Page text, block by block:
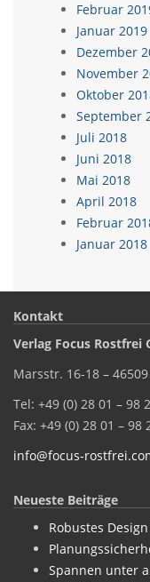
Februar
Januar 2019
Dezember
November
Oktober
September
Juli 2018
Juni 2018
Mai 2018
April 2018
Februar
Januar 2018
Kontakt
Verlag Focus Rostfrei
Marsstr. 16-18 –
Tel: +49 (0) 28 01 – 98
Fax: +49 (0) 28 01 – 98
info@focus-
Neueste Beiträge
Robustes
Spannen unter